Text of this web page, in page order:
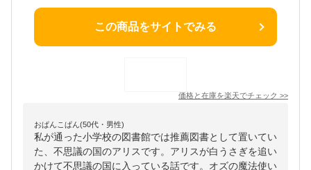
この商品をサイトでみる
価格と在庫を楽天でチェック >>
おぱんこぱん(50代・男性)
私が通った小学校の図書館では推薦図書として置いてい
た、不思議の国のアリスです。アリスが白うさぎを追い
かけて不思議の国に入っている話です。オズの魔法使い